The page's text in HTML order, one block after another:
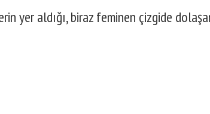
yer aldığı, biraz feminen çizgide